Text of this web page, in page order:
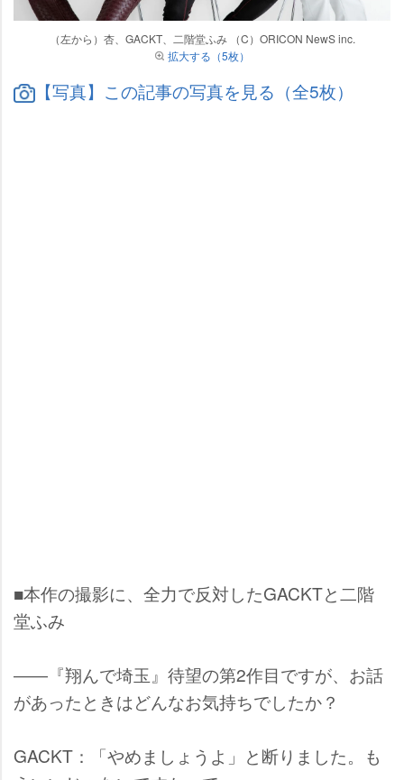
（左から）杏、GACKT、二階堂ふみ （C）ORICON NewS inc.
拡大する（5枚）
【写真】この記事の写真を見る（全5枚）
■本作の撮影に、全力で反対したGACKTと二階
堂ふみ
――『翔んで埼玉』待望の第2作目ですが、お話
があったときはどんなお気持ちでしたか？
GACKT：「やめましょうよ」と断りました。も